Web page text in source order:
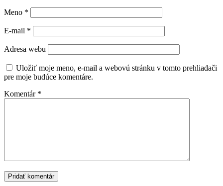
Meno *
E-mail *
Adresa webu
Uložiť moje meno, e-mail a webovú stránku v tomto prehliadači
pre moje budúce komentáre.
Komentár *